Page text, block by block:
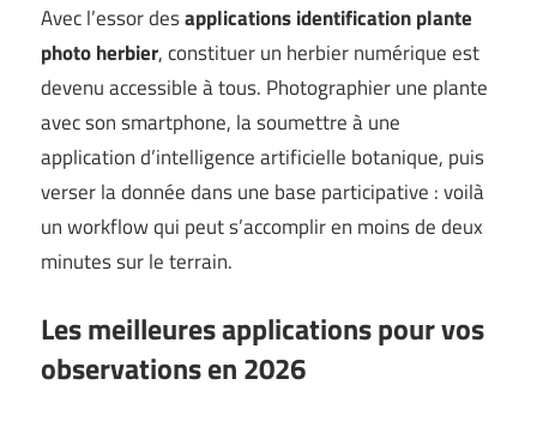
Avec l’essor desapplications identification plante
photo herbier, constituer un herbier numérique est
devenu accessible à tous. Photographier une plante
avec son smartphone, la soumettre à une
application d’intelligence artificielle botanique, puis
verser la donnée dans une base participative : voilà
un workflow qui peut s’accomplir en moins de deux
minutes sur le terrain.
Les meilleures applications pour vos
observations en 2026